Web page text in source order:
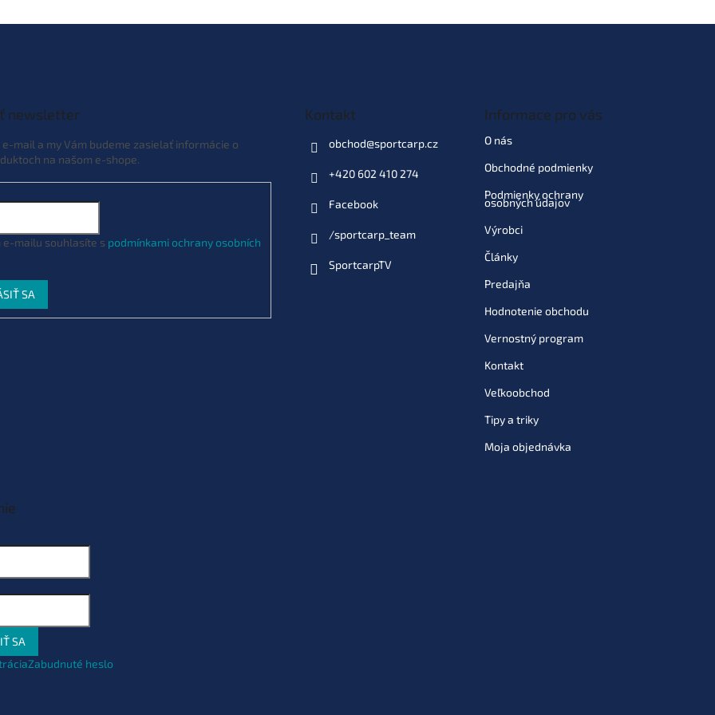
newsletter
mail a my Vám budeme zasielať informácie o
na našom e-shope.
e-mailu souhlasíte s podmínkami ochrany osobních
SA
Kontakt
obchod@sportcarp.cz
+420 602 410 274
Facebook
/sportcarp_team
SportcarpTV
Informace pro vás
O nás
Obchodné podmienky
Podmienky ochrany
osobných údajov
Výrobci
Články
Predajňa
Hodnotenie obchodu
Vernostný program
Kontakt
Veľkoobchod
Tipy a triky
Moja objednávka
SA
Zabudnuté heslo